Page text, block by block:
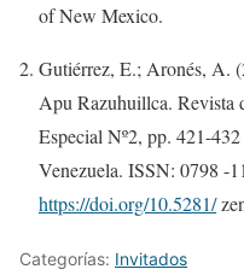
of New Mexico.
Gutiérrez, E.; Aronés, A.
Apu Razuhuillca.
Especial Nº2, pp. 421-
Venezuela. ISSN: 0798 -
https://doi.org/10.5281/
Categorías: Invitados